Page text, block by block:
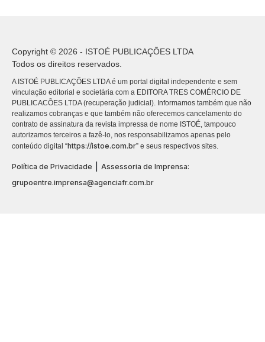
Copyright © 2026 - ISTOÉ PUBLICAÇÕES LTDA
Todos os direitos reservados.
A ISTOÉ PUBLICAÇÕES LTDA é um portal digital independente e sem
vinculação editorial e societária com a EDITORA TRES COMÉRCIO DE
PUBLICACÕES LTDA (recuperação judicial). Informamos também que não
realizamos cobranças e que também não oferecemos cancelamento do
contrato de assinatura da revista impressa de nome ISTOÉ, tampouco
autorizamos terceiros a fazê-lo, nos responsabilizamos apenas pelo
conteúdo digital “https://istoe.com.br” e seus respectivos sites.
Política de Privacidade
Assessoria de Imprensa:
grupoentre.imprensa@agenciafr.com.br